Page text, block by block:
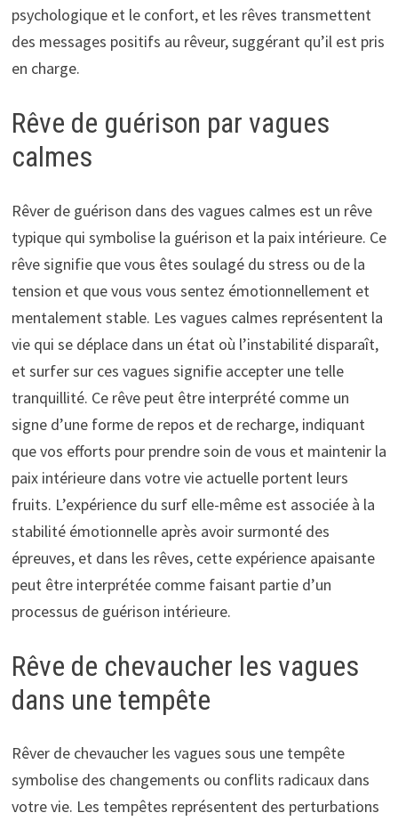
psychologique et le confort, et les rêves transmettent
des messages positifs au rêveur, suggérant qu’il est pris
en charge.
Rêve de guérison par vagues
calmes
Rêver de guérison dans des vagues calmes est un rêve
typique qui symbolise la guérison et la paix intérieure. Ce
rêve signifie que vous êtes soulagé du stress ou de la
tension et que vous vous sentez émotionnellement et
mentalement stable. Les vagues calmes représentent la
vie qui se déplace dans un état où l’instabilité disparaît,
et surfer sur ces vagues signifie accepter une telle
tranquillité. Ce rêve peut être interprété comme un
signe d’une forme de repos et de recharge, indiquant
que vos efforts pour prendre soin de vous et maintenir la
paix intérieure dans votre vie actuelle portent leurs
fruits. L’expérience du surf elle-même est associée à la
stabilité émotionnelle après avoir surmonté des
épreuves, et dans les rêves, cette expérience apaisante
peut être interprétée comme faisant partie d’un
processus de guérison intérieure.
Rêve de chevaucher les vagues
dans une tempête
Rêver de chevaucher les vagues sous une tempête
symbolise des changements ou conflits radicaux dans
votre vie. Les tempêtes représentent des perturbations